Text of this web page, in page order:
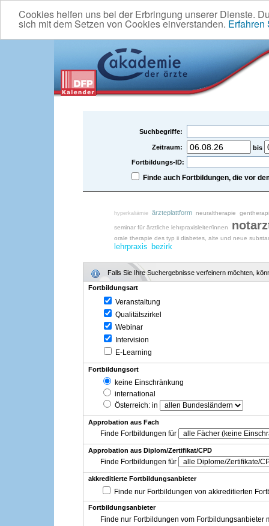
Cookies helfen uns bei der Erbringung unserer Dienste.
sich mit dem Setzen von Cookies einverstanden. Erfahren
Suchbegriffe:
Zeitraum:
bis
Fortbildungs-ID:
Finde auch Fortbildungen, die vor
hyperkaliämie ärzteplattform neuraltherapie
seminar für ärztliche lehrpraxisleiter/innen
orale therapie des typ ii diabetes, alte und neue
lehrpraxis bezirk
Falls Sie Ihre Suchergebnisse verfeinern möchten,
Fortbildungsart
Veranstaltung
Qualitätszirkel
Webinar
Intervision
E-Learning
Fortbildungsort
keine Einschränkung
international
Österreich: in
Approbation aus Fach
Finde Fortbildungen für
Approbation aus Diplom/Zertifikat/CPD
Finde Fortbildungen für
akkreditierte Fortbildungsanbieter
Finde nur Fortbildungen von akkreditierten
Fortbildungsanbieter
Finde nur Fortbildungen vom Fortbildungsanbieter